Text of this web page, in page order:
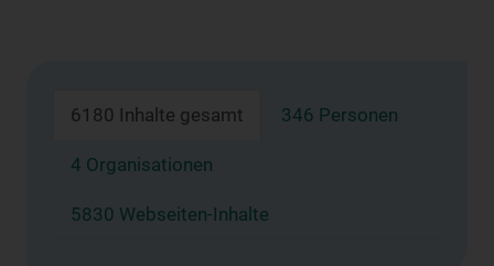
6180 Inhalte gesamt 346 Personen
4 Organisationen
5830 Webseiten-Inhalte